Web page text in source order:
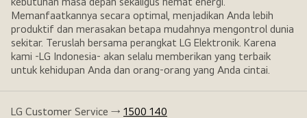
Memanfaatkannya secara optimal, menjadikan Anda lebih
produktif dan merasakan betapa mudahnya mengontrol dunia
sekitar. Teruslah bersama perangkat LG Elektronik. Karena
kami -LG Indonesia- akan selalu memberikan yang terbaik
untuk kehidupan Anda dan orang-orang yang Anda cintai.
LG Customer Service → 1500 140